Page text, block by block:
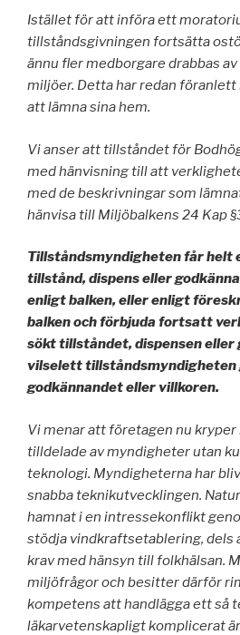
Istället för att införa ett
tillståndsgivningen fortsätta
ännu fler medborgare drabbas
miljöer. Detta har redan föranlett
att lämna sina hem.
Vi anser att tillståndet för
med hänvisning till att
med de beskrivningar som
hänvisa till Miljöbalkens 24 Kap
Tillståndsmyndigheten får helt
tillstånd, dispens eller
enligt balken, eller enligt
balken och förbjuda fortsatt
sökt tillståndet, dispensen eller
vilselett tillståndsmyndigheten
godkännandet eller villkoren.
Vi menar att företagen nu
tilldelade av myndigheter utan
teknologi. Myndigheterna har
snabba teknikutvecklingen.
hamnat i en intressekonflikt
stödja vindkraftsetablering, dels
krav med hänsyn till folkhälsan.
miljöfrågor och besitter därför
kompetens att handlägga ett så
läkarvetenskapligt komplicerat